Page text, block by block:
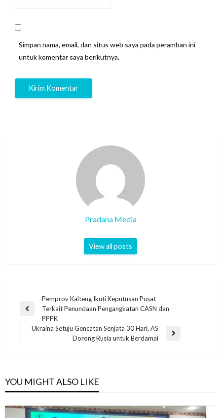
Simpan nama, email, dan situs web saya pada peramban ini
untuk komentar saya berikutnya.
Pradana Media
View all posts
Pemprov Kalteng Ikuti Keputusan Pusat
Terkait Penundaan Pengangkatan CASN dan
PPPK
Ukraina Setuju Gencatan Senjata 30 Hari, AS
Dorong Rusia untuk Berdamai
YOU MIGHT ALSO LIKE